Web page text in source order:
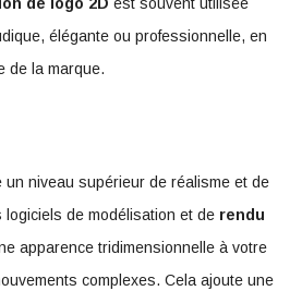
élégante ou professionnelle, en
de la marque.
un niveau supérieur de réalisme et de
de modélisation et de rendu
apparence tridimensionnelle à votre
complexes. Cela ajoute une